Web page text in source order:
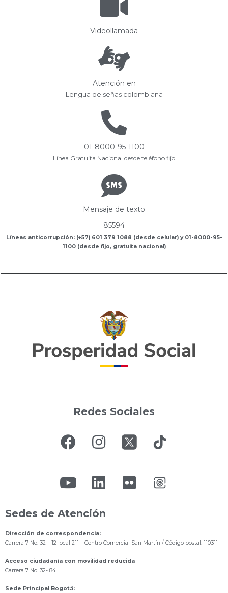
Videollamada
Atención en
Lengua de señas colombiana
01-8000-95-1100
Línea Gratuita Nacional desde teléfono fijo
Mensaje de texto
85594
Líneas anticorrupción: (+57) 601 379 1088 (desde celular) y 01-8000-95-
1100 (desde fijo, gratuita nacional)
Redes Sociales
Sedes de Atención
Dirección de correspondencia:
Carrera 7 No. 32 – 12 local 211 – Centro Comercial San Martín / Código postal: 110311
Acceso ciudadanía con movilidad reducida
Carrera 7 No. 32- 84
Sede Principal Bogotá: